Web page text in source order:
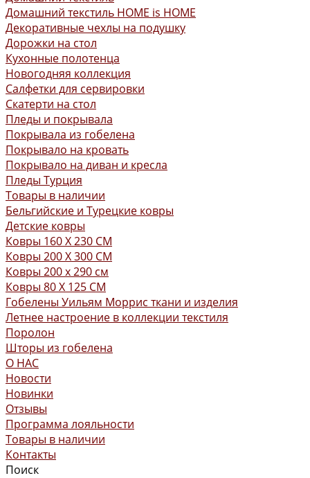
Домашний текстиль HOME is HOME
Декоративные чехлы на подушку
Дорожки на стол
Кухонные полотенца
Новогодняя коллекция
Салфетки для сервировки
Скатерти на стол
Пледы и покрывала
Покрывала из гобелена
Покрывало на кровать
Покрывало на диван и кресла
Пледы Турция
Товары в наличии
Бельгийские и Турецкие ковры
Детские ковры
Ковры 160 X 230 СМ
Ковры 200 X 300 СМ
Ковры 200 х 290 см
Ковры 80 X 125 СМ
Гобелены Уильям Моррис ткани и изделия
Летнее настроение в коллекции текстиля
Поролон
Шторы из гобелена
О НАС
Новости
Новинки
Отзывы
Программа лояльности
Товары в наличии
Контакты
Поиск